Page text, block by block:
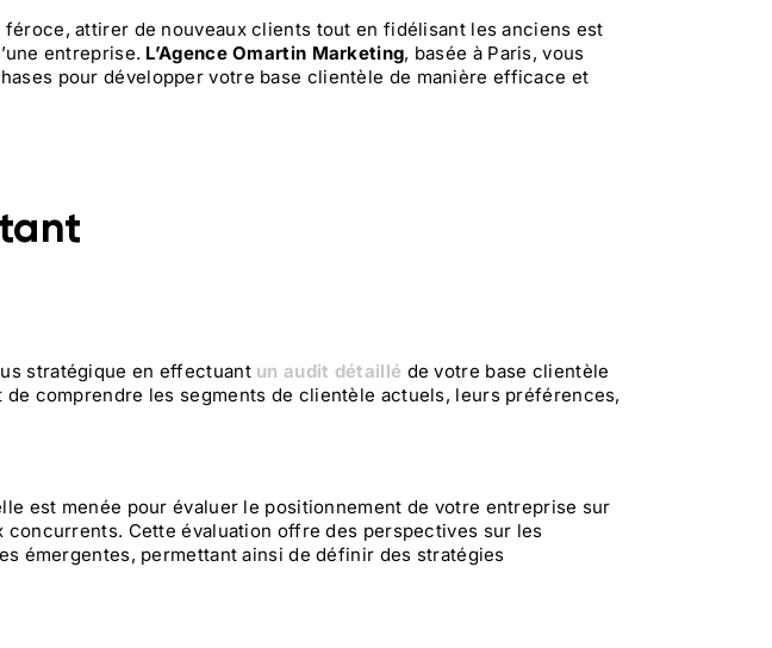
attirer de nouveaux clients tout en fidélisant les anciens est
entreprise. L’Agence Omartin Marketing, basée à Paris, vous
pour développer votre base clientèle de manière efficace et
stratégique en effectuant un audit détaillé de votre base clientèle
comprendre les segments de clientèle actuels, leurs préférences,
est menée pour évaluer le positionnement de votre entreprise sur
concurrents. Cette évaluation offre des perspectives sur les
émergentes, permettant ainsi de définir des stratégies